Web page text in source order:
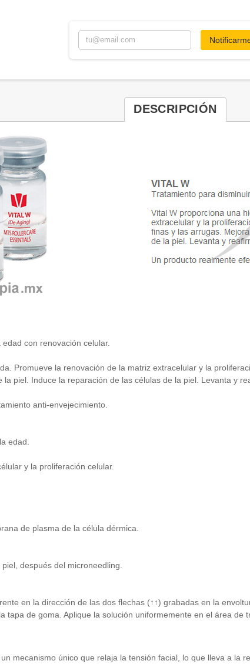
DESCRIPCIÓN
con renovación celular.
Promueve la renovación de la matriz extracelular y la
piel. Induce la reparación de las células de la piel. Levanta y
anti-envejecimiento.
edad.
y la proliferación celular.
de plasma de la célula dérmica.
después del microneedling.
en la dirección de las dos flechas (↑↑) grabadas en la
tapa de goma. Aplique la solución uniformemente en el área
mecanismo único que relaja la tensión facial, lo que lleva a la